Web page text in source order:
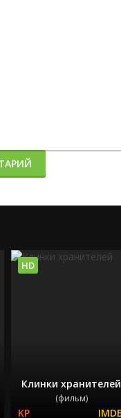
Клинки хранителей
(фильм)
HD